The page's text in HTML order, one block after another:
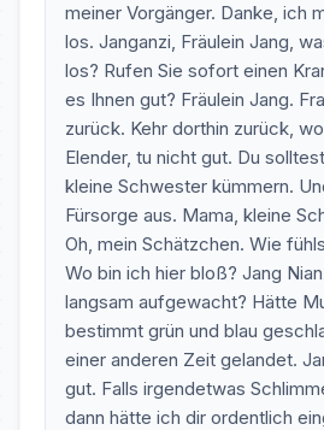
meiner Vorgänger. Danke, ich
los. Janganzi, Fräulein Jang,
los? Rufen Sie sofort einen
es Ihnen gut? Fräulein Jang.
zurück. Kehr dorthin zurück,
Elender, tu nicht gut. Du
kleine Schwester kümmern.
Fürsorge aus. Mama, kleine
Oh, mein Schätzchen. Wie
Wo bin ich hier bloß? Jang
langsam aufgewacht? Hätte
bestimmt grün und blau
einer anderen Zeit gelandet.
gut. Falls irgendetwas
dann hätte ich dir ordentlich